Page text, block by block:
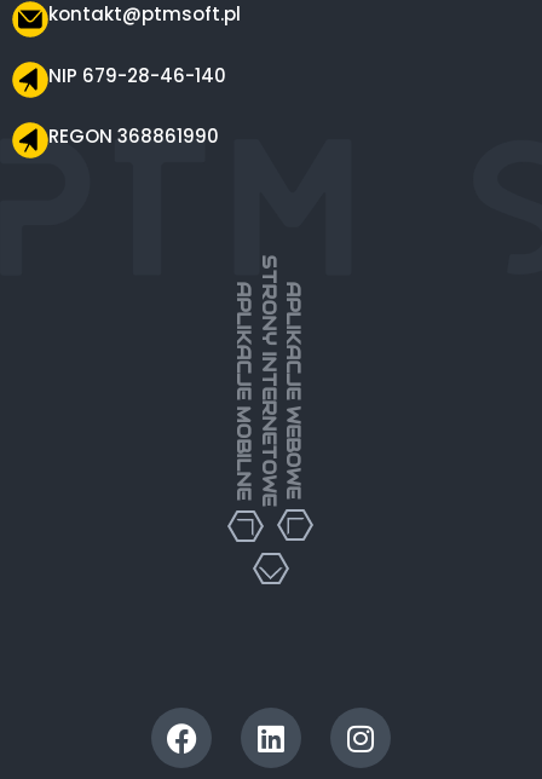
kontakt@ptmsoft.pl
NIP 679-28-46-140
REGON 368861990
APLIKACJE MOBILNESTRONY INTERNETOWEAPLIKACJE WEBOWE